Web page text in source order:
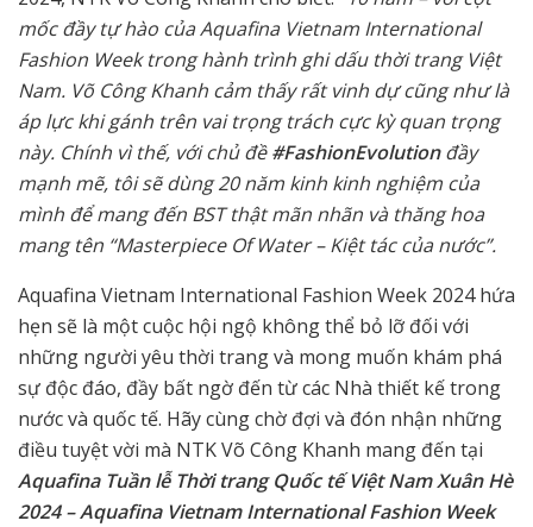
mốc đầy tự hào của Aquafina Vietnam International
Fashion Week trong hành trình ghi dấu thời trang Việt
Nam. Võ Công Khanh cảm thấy rất vinh dự cũng như là
áp lực khi gánh trên vai trọng trách cực kỳ quan trọng
này. Chính vì thế, với chủ đề#FashionEvolutionđầy
mạnh mẽ, tôi sẽ dùng 20 năm kinh kinh nghiệm của
mình để mang đến BST thật mãn nhãn và thăng hoa
mang tên “Masterpiece Of Water – Kiệt tác của nước”.
Aquafina Vietnam International Fashion Week 2024 hứa
hẹn sẽ là một cuộc hội ngộ không thể bỏ lỡ đối với
những người yêu thời trang và mong muốn khám phá
sự độc đáo, đầy bất ngờ đến từ các Nhà thiết kế trong
nước và quốc tế. Hãy cùng chờ đợi và đón nhận những
điều tuyệt vời mà NTK Võ Công Khanh mang đến tại
Aquafina Tuần lễ Thời trang Quốc tế Việt Nam Xuân Hè
2024 – Aquafina Vietnam International Fashion Week